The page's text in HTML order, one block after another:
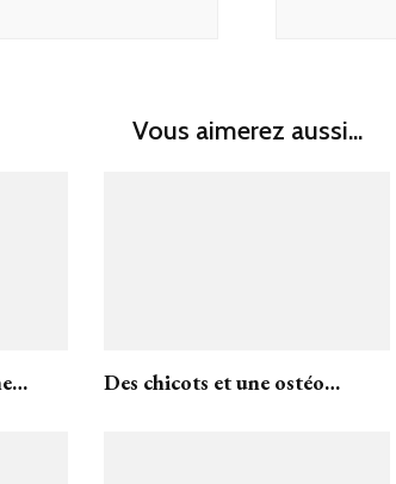
Vous aimerez aussi...
Des chicots et une ostéo…